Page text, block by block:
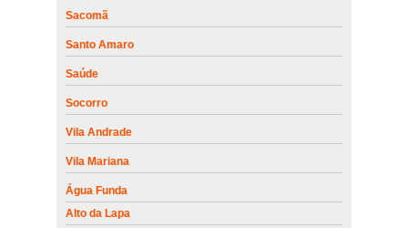
Sacomã
Santo Amaro
Saúde
Socorro
Vila Andrade
Vila Mariana
Água Funda
Alto da Lapa